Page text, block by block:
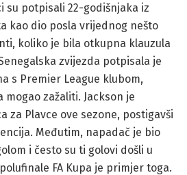
su potpisali 22-godišnjaka iz
kao dio posla vrijednog nešto
koliko je bila otkupna klauzula
zvijezda potpisala je
s Premier League klubom,
mogao zažaliti. Jackson je
za Plavce ove sezone, postigavši
Međutim, napadač je bio
i često su ti golovi došli u
FA Kupa je primjer toga.